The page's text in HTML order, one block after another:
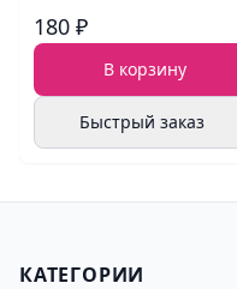
180 ₽
В корзину
Быстрый заказ
КАТЕГОРИИ